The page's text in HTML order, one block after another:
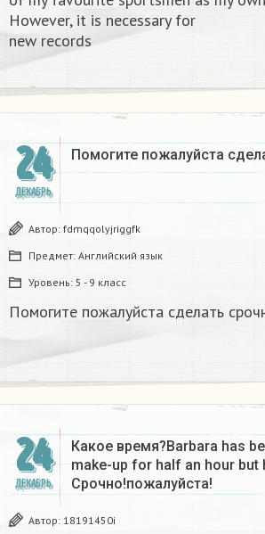
However, it is necessary for
new records​
24
ДЕКАБРЬ
Помогите пожалуйста
Автор: fdmqqolyjriggfk
Предмет: Английский язык
Уровень: 5 - 9 класс
Помогите пожалуйста сделать
24
ДЕКАБРЬ
Какое время?Barbara has
make-up for half an hour but
Срочно!пожалуйста!
Автор: 18191450i